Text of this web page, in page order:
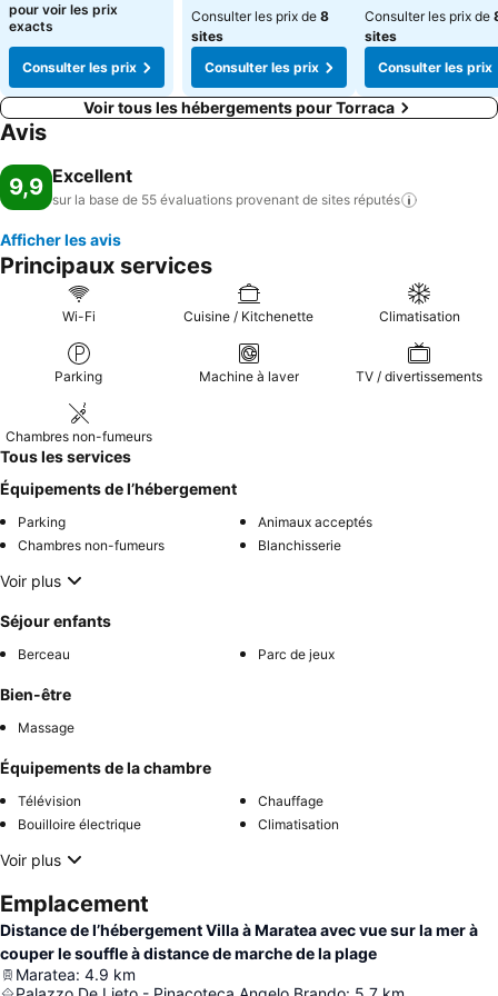
pour voir les prix
exacts
Consulter les prix
Consulter les prix de 8
sites
Consulter les prix
Consulter les prix de
sites
Consulter les prix
Voir tous les hébergements pour Torraca
Avis
9,9 Excellent
sur la base de 55 évaluations provenant de sites réputés
Afficher les avis
Principaux services
Wi-Fi Cuisine / Kitchenette Climatisation
Parking Machine à laver TV / divertissements
Chambres non-fumeurs
Tous les services
Équipements de l’hébergement
Parking
Animaux acceptés
Chambres non-fumeurs
Blanchisserie
Voir plus
Séjour enfants
Berceau Parc de jeux
Bien-être
Massage
Équipements de la chambre
Télévision
Chauffage
Bouilloire électrique
Climatisation
Voir plus
Emplacement
Distance de l’hébergement Villa à Maratea avec vue sur la mer à
couper le souffle à distance de marche de la plage
Maratea: 4.9 km